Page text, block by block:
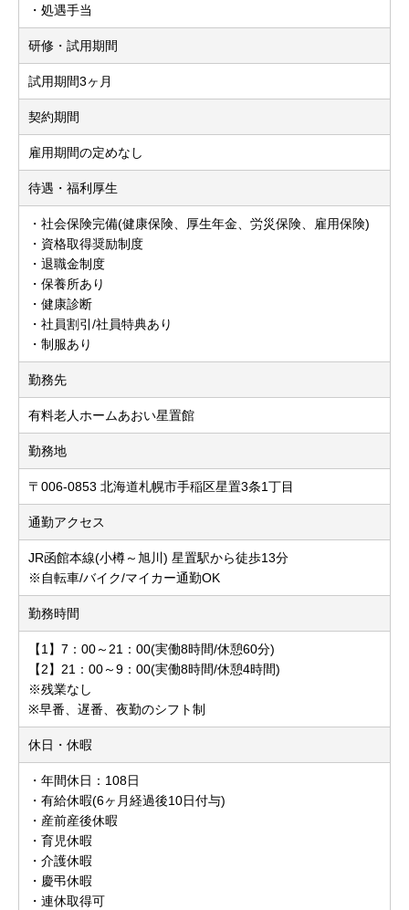
・処遇手当
研修・試用期間
試用期間3ヶ月
契約期間
雇用期間の定めなし
待遇・福利厚生
・社会保険完備(健康保険、厚生年金、労災保険、雇用保険)
・資格取得奨励制度
・退職金制度
・保養所あり
・健康診断
・社員割引/社員特典あり
・制服あり
勤務先
有料老人ホームあおい星置館
勤務地
〒006-0853 北海道札幌市手稲区星置3条1丁目
通勤アクセス
JR函館本線(小樽～旭川) 星置駅から徒歩13分
※自転車/バイク/マイカー通勤OK
勤務時間
【1】7：00～21：00(実働8時間/休憩60分)
【2】21：00～9：00(実働8時間/休憩4時間)
※残業なし
※早番、遅番、夜勤のシフト制
休日・休暇
・年間休日：108日
・有給休暇(6ヶ月経過後10日付与)
・産前産後休暇
・育児休暇
・介護休暇
・慶弔休暇
・連休取得可